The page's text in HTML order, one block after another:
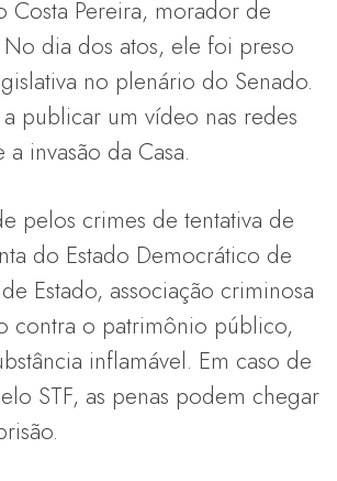
Costa Pereira, morador de
No dia dos atos, ele foi preso
no plenário do Senado.
publicar um vídeo nas redes
invasão da Casa.
pelos crimes de tentativa de
do Estado Democrático de
Estado, associação criminosa
contra o patrimônio público,
inflamável. Em caso de
STF, as penas podem chegar